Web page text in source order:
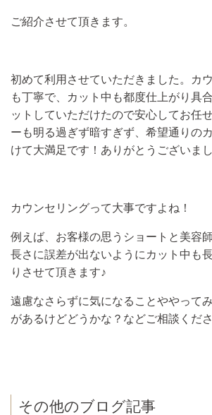
ご紹介させて頂きます。
初めて利用させていただきました。カ
も丁寧で、カット中も都度仕上がり具
ットしていただけたので安心してお任
ーも明る過ぎず暗すぎず、希望通りの
けて大満足です！ありがとうございまし
カウンセリングって大事ですよね！
例えば、お客様の思うショートと美容
長さに誤差が出ないようにカット中も
りさせて頂きます♪
遠慮なさらずに気になることややって
があるけどどうかな？などご相談くだ
その他のブログ記事